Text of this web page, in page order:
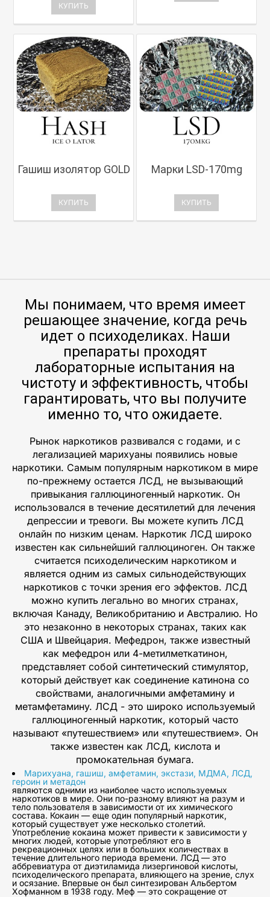
КУПИТЬ
Гашиш изолятор GOLD
КУПИТЬ
Марки LSD-170mg
КУПИТЬ
Мы понимаем, что время имеет
решающее значение, когда речь
идет о психоделиках. Наши
препараты проходят
лабораторные испытания на
чистоту и эффективность, чтобы
гарантировать, что вы получите
именно то, что ожидаете.
Рынок наркотиков развивался с годами, и с
легализацией марихуаны появились новые
наркотики. Самым популярным наркотиком в мире
по-прежнему остается ЛСД, не вызывающий
привыкания галлюциногенный наркотик. Он
использовался в течение десятилетий для лечения
депрессии и тревоги. Вы можете купить ЛСД
онлайн по низким ценам. Наркотик ЛСД широко
известен как сильнейший галлюциноген. Он также
считается психоделическим наркотиком и
является одним из самых сильнодействующих
наркотиков с точки зрения его эффектов. ЛСД
можно купить легально во многих странах,
включая Канаду, Великобританию и Австралию. Но
это незаконно в некоторых странах, таких как
США и Швейцария. Мефедрон, также известный
как мефедрон или 4-метилметкатинон,
представляет собой синтетический стимулятор,
который действует как соединение катинона со
свойствами, аналогичными амфетамину и
метамфетамину. ЛСД - это широко используемый
галлюциногенный наркотик, который часто
называют «путешествием» или «путешествием». Он
также известен как ЛСД, кислота и
промокательная бумага.
Марихуана, гашиш, амфетамин, экстази, МДМА, ЛСД,
героин и метадон
являются одними из наиболее часто используемых
наркотиков в мире. Они по-разному влияют на разум и
тело пользователя в зависимости от их химического
состава. Кокаин — еще один популярный наркотик,
который существует уже несколько столетий.
Употребление кокаина может привести к зависимости у
многих людей, которые употребляют его в
рекреационных целях или в больших количествах в
течение длительного периода времени. ЛСД — это
аббревиатура от диэтиламида лизергиновой кислоты,
психоделического препарата, влияющего на зрение, слух
и осязание. Впервые он был синтезирован Альбертом
Хофманном в 1938 году. Меф — это сокращение от